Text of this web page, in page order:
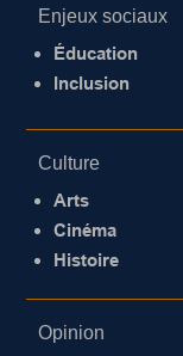
Enjeux sociaux
Éducation
Inclusion
Culture
Arts
Cinéma
Histoire
Opinion